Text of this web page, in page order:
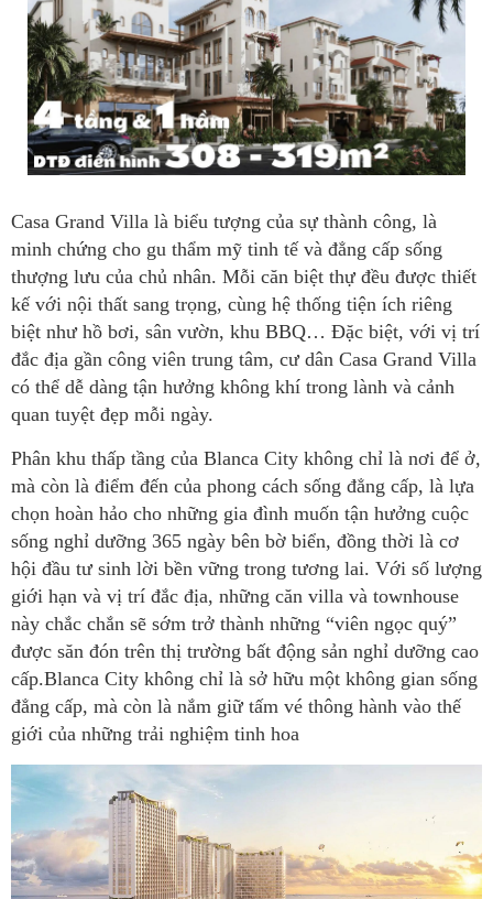
Casa Grand Villa là biểu tượng của sự thành công, là
minh chứng cho gu thẩm mỹ tinh tế và đẳng cấp sống
thượng lưu của chủ nhân. Mỗi căn biệt thự đều được thiết
kế với nội thất sang trọng, cùng hệ thống tiện ích riêng
biệt như hồ bơi, sân vườn, khu BBQ… Đặc biệt, với vị trí
đắc địa gần công viên trung tâm, cư dân Casa Grand Villa
có thể dễ dàng tận hưởng không khí trong lành và cảnh
quan tuyệt đẹp mỗi ngày.
Phân khu thấp tầng của Blanca City không chỉ là nơi để ở,
mà còn là điểm đến của phong cách sống đẳng cấp, là lựa
chọn hoàn hảo cho những gia đình muốn tận hưởng cuộc
sống nghỉ dưỡng 365 ngày bên bờ biển, đồng thời là cơ
hội đầu tư sinh lời bền vững trong tương lai. Với số lượng
giới hạn và vị trí đắc địa, những căn villa và townhouse
này chắc chắn sẽ sớm trở thành những “viên ngọc quý”
được săn đón trên thị trường bất động sản nghỉ dưỡng cao
cấp.Blanca City không chỉ là sở hữu một không gian sống
đẳng cấp, mà còn là nắm giữ tấm vé thông hành vào thế
giới của những trải nghiệm tinh hoa